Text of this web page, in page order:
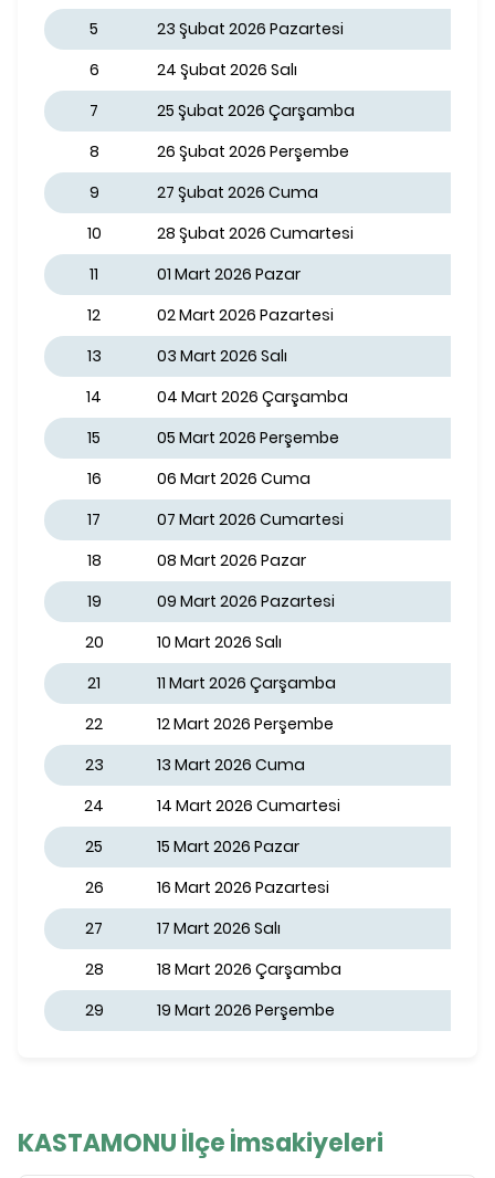
5
23 Şubat 2026 Pazartesi
6
24 Şubat 2026 Salı
7
25 Şubat 2026 Çarşamba
8
26 Şubat 2026 Perşembe
9
27 Şubat 2026 Cuma
10
28 Şubat 2026 Cumartesi
11
01 Mart 2026 Pazar
12
02 Mart 2026 Pazartesi
13
03 Mart 2026 Salı
14
04 Mart 2026 Çarşamba
15
05 Mart 2026 Perşembe
16
06 Mart 2026 Cuma
17
07 Mart 2026 Cumartesi
18
08 Mart 2026 Pazar
19
09 Mart 2026 Pazartesi
20
10 Mart 2026 Salı
21
11 Mart 2026 Çarşamba
22
12 Mart 2026 Perşembe
23
13 Mart 2026 Cuma
24
14 Mart 2026 Cumartesi
25
15 Mart 2026 Pazar
26
16 Mart 2026 Pazartesi
27
17 Mart 2026 Salı
28
18 Mart 2026 Çarşamba
29
19 Mart 2026 Perşembe
KASTAMONU İlçe İmsakiyeleri